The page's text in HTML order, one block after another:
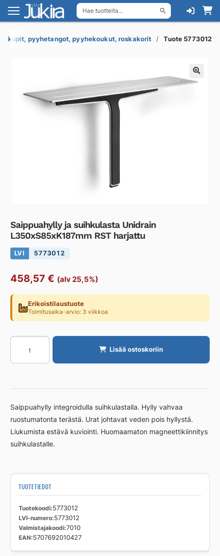
Hae tuotteita...
Siirry
navigointiin
Siirry
sisältöön
pyyhetangot, pyyhekoukut, roskakorit Tuote 5773012
Saippuahylly ja suihkulasta Unidrain
L350xS85xK187mm RST harjattu
LVI 5773012
458,57 € (alv 25,5%)
Erikoistilaustuote
Toimitusaika-arvio: 3 viikkoa
Saippuahylly
suihkulasta
L350xS85xK187mm
harjattu
määrä
Lisää ostoskoriin
Saippuahylly integroidulla suihkulastalla. Hylly vahvaa
ruostumatonta terästä. Urat johtavat veden pois hyllystä.
Liukumista estävä kuviointi. Huomaamaton magneettikiinnitys
suihkulastalle.
TUOTETIEDOT
Tuotekoodi 5773012
LVI-numero 5773012
Valmistajakoodi 7010
EAN 5707692010427